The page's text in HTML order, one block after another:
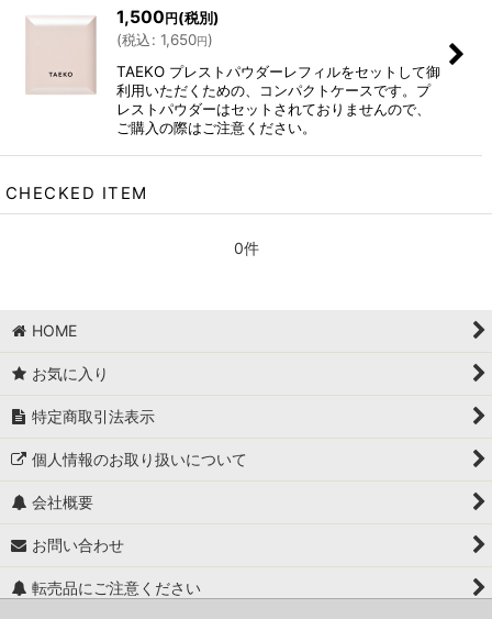
1,500円(税別)
(税込: 1,650円)
TAEKO プレストパウダーレフィルをセットして御
利用いただくための、コンパクトケースです。プ
レストパウダーはセットされておりませんので、
ご購入の際はご注意ください。
CHECKED ITEM
0件
HOME
お気に入り
特定商取引法表示
個人情報のお取り扱いについて
会社概要
お問い合わせ
転売品にご注意ください